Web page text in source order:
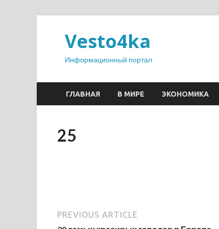
Vesto4ka
Информационный портал
ГЛАВНАЯ В МИРЕ ЭКОНОМИКА
25
PREVIOUS ARTICLE